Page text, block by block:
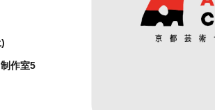
作室5